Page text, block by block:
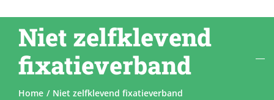
Blog
Diensten
Niet zelfklevend
fixatieverband
Home Niet zelfklevend fixatieverband